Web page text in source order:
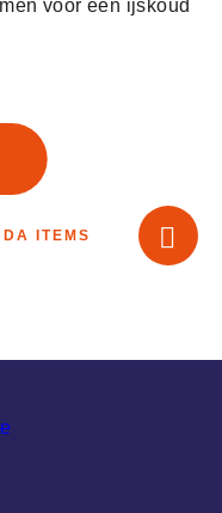
voor een ijskoud
ITEMS